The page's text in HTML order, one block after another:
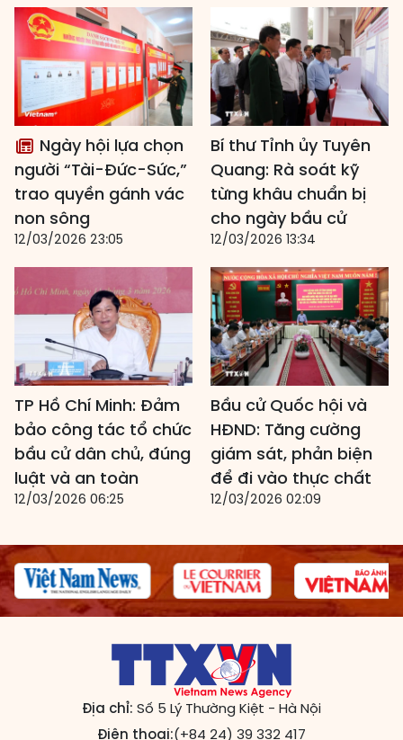
Ngày hội lựa chọn
người “Tài-Đức-Sức,”
trao quyền gánh vác
non sông
12/03/2026 23:05
Bí thư Tỉnh ủy Tuyên
Quang: Rà soát kỹ
từng khâu chuẩn bị
cho ngày bầu cử
12/03/2026 13:34
TP Hồ Chí Minh: Đảm
bảo công tác tổ chức
bầu cử dân chủ, đúng
luật và an toàn
12/03/2026 06:25
Bầu cử Quốc hội và
HĐND: Tăng cường
giám sát, phản biện
để đi vào thực chất
12/03/2026 02:09
Địa chỉ: Số 5 Lý Thường Kiệt - Hà Nội
Điện thoại:(+84 24) 39 332 417